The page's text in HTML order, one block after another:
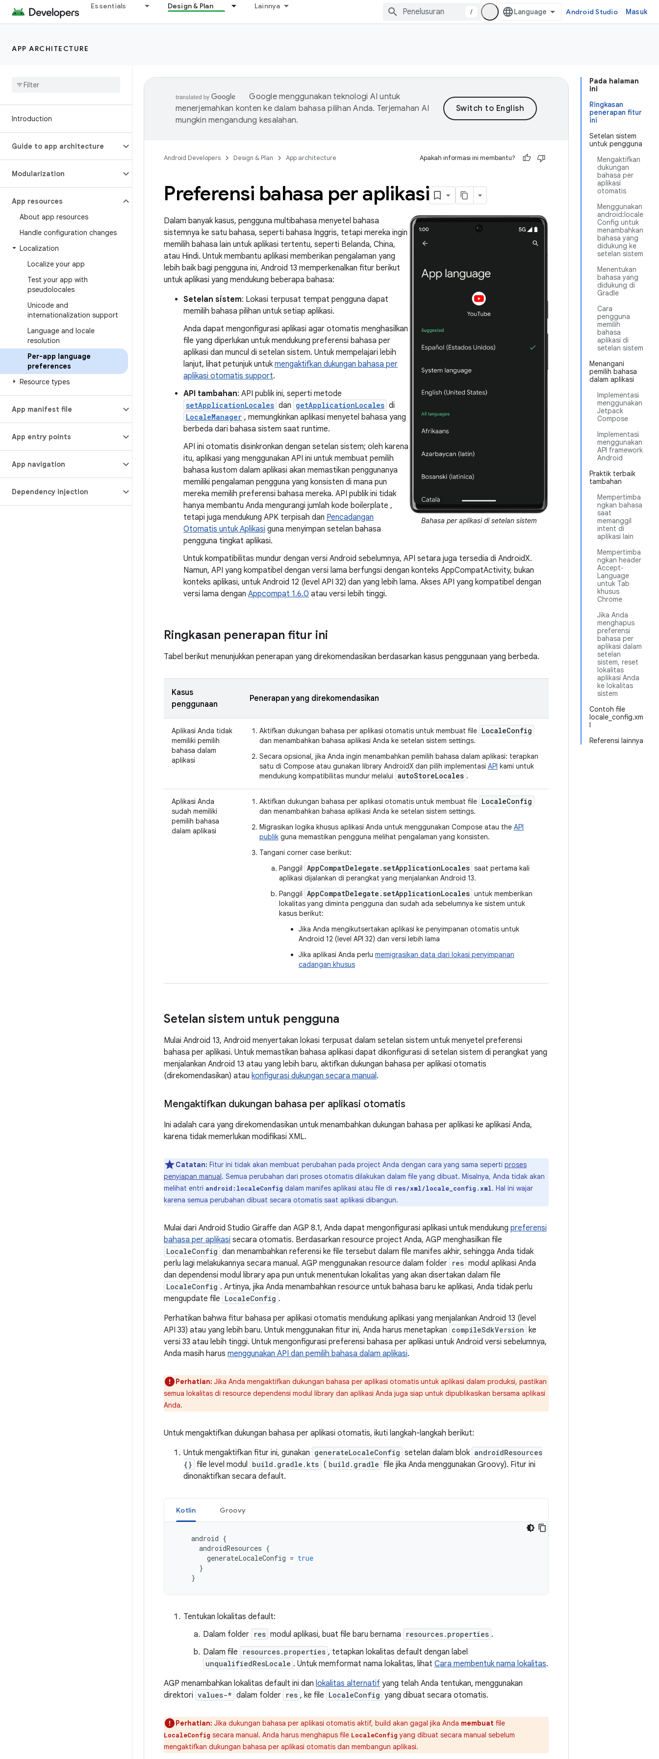
Essentials Design & Plan Lainnya
/ Android Studio Masuk
APP ARCHITECTURE
Introduction
Guide to app architecture
Modularization
App resources
About app resources
Handle configuration changes
Localization
Localize your app
Test your app with
pseudolocales
Unicode and
internationalization support
Language and locale
resolution
Per-app language
preferences
Resource types
App manifest file
App entry points
App navigation
Dependency injection
Pada halaman
ini
Ringkasan
penerapan fitur
ini
Setelan sistem
untuk pengguna
Mengaktifkan
dukungan
bahasa per
aplikasi
otomatis
Menggunakan
android:locale
Config untuk
menambahkan
bahasa yang
didukung ke
setelan sistem
Menentukan
bahasa yang
didukung di
Gradle
Cara
pengguna
memilih
bahasa
aplikasi di
setelan sistem
Menangani
pemilih bahasa
dalam aplikasi
Implementasi
menggunakan
Jetpack
Compose
Implementasi
menggunakan
API framework
Android
Praktik terbaik
tambahan
Mempertimba
ngkan bahasa
saat
memanggil
intent di
aplikasi lain
Mempertimba
ngkan header
Accept-
Language
untuk Tab
khusus
Chrome
Jika Anda
menghapus
preferensi
bahasa per
aplikasi dalam
setelan
sistem, reset
lokalitas
aplikasi Anda
ke lokalitas
sistem
Contoh file
locale_config.xm
l
Referensi lainnya
Google menggunakan teknologi AI untuk
menerjemahkan konten ke dalam bahasa pilihan Anda. Terjemahan AI
mungkin mengandung kesalahan.
Android Developers Design & Plan App architecture Apakah informasi ini membantu?
Preferensi bahasa per aplikasi
Bahasa per aplikasi di setelan sistem
Dalam banyak kasus, pengguna multibahasa menyetel bahasa
sistemnya ke satu bahasa, seperti bahasa Inggris, tetapi mereka ingin
memilih bahasa lain untuk aplikasi tertentu, seperti Belanda, China,
atau Hindi. Untuk membantu aplikasi memberikan pengalaman yang
lebih baik bagi pengguna ini, Android 13 memperkenalkan fitur berikut
untuk aplikasi yang mendukung beberapa bahasa:
Setelan sistem: Lokasi terpusat tempat pengguna dapat
memilih bahasa pilihan untuk setiap aplikasi.
Anda dapat mengonfigurasi aplikasi agar otomatis menghasilkan
file yang diperlukan untuk mendukung preferensi bahasa per
aplikasi dan muncul di setelan sistem. Untuk mempelajari lebih
lanjut, lihat petunjuk untuk mengaktifkan dukungan bahasa per
aplikasi otomatis support.
API tambahan: API publik ini, seperti metode
setApplicationLocales dan getApplicationLocales di
LocaleManager , memungkinkan aplikasi menyetel bahasa yang
berbeda dari bahasa sistem saat runtime.
API ini otomatis disinkronkan dengan setelan sistem; oleh karena
itu, aplikasi yang menggunakan API ini untuk membuat pemilih
bahasa kustom dalam aplikasi akan memastikan penggunanya
memiliki pengalaman pengguna yang konsisten di mana pun
mereka memilih preferensi bahasa mereka. API publik ini tidak
hanya membantu Anda mengurangi jumlah kode boilerplate ,
tetapi juga mendukung APK terpisah dan Pencadangan
Otomatis untuk Aplikasi guna menyimpan setelan bahasa
pengguna tingkat aplikasi.
Untuk kompatibilitas mundur dengan versi Android sebelumnya, API setara juga tersedia di AndroidX.
Namun, API yang kompatibel dengan versi lama berfungsi dengan konteks AppCompatActivity, bukan
konteks aplikasi, untuk Android 12 (level API 32) dan yang lebih lama. Akses API yang kompatibel dengan
versi lama dengan Appcompat 1.6.0 atau versi lebih tinggi.
Ringkasan penerapan fitur ini
Tabel berikut menunjukkan penerapan yang direkomendasikan berdasarkan kasus penggunaan yang berbeda.
Kasus
penggunaan
Penerapan yang direkomendasikan
Aplikasi Anda tidak
memiliki pemilih
bahasa dalam
aplikasi
Aktifkan dukungan bahasa per aplikasi otomatis untuk membuat file LocaleConfig
dan menambahkan bahasa aplikasi Anda ke setelan sistem settings.
Secara opsional, jika Anda ingin menambahkan pemilih bahasa dalam aplikasi: terapkan
satu di Compose atau gunakan library AndroidX dan pilih implementasi API kami untuk
mendukung kompatibilitas mundur melalui autoStoreLocales .
Aplikasi Anda
sudah memiliki
pemilih bahasa
dalam aplikasi
Aktifkan dukungan bahasa per aplikasi otomatis untuk membuat file LocaleConfig
dan menambahkan bahasa aplikasi Anda ke setelan sistem settings.
Migrasikan logika khusus aplikasi Anda untuk menggunakan Compose atau the API
publik guna memastikan pengguna melihat pengalaman yang konsisten.
Tangani corner case berikut:
Panggil AppCompatDelegate.setApplicationLocales saat pertama kali
aplikasi dijalankan di perangkat yang menjalankan Android 13.
Panggil AppCompatDelegate.setApplicationLocales untuk memberikan
lokalitas yang diminta pengguna dan sudah ada sebelumnya ke sistem untuk
kasus berikut:
Jika Anda mengikutsertakan aplikasi ke penyimpanan otomatis untuk
Android 12 (level API 32) dan versi lebih lama
Jika aplikasi Anda perlu memigrasikan data dari lokasi penyimpanan
cadangan khusus
Setelan sistem untuk pengguna
Mulai Android 13, Android menyertakan lokasi terpusat dalam setelan sistem untuk menyetel preferensi
bahasa per aplikasi. Untuk memastikan bahasa aplikasi dapat dikonfigurasi di setelan sistem di perangkat yang
menjalankan Android 13 atau yang lebih baru, aktifkan dukungan bahasa per aplikasi otomatis
(direkomendasikan) atau konfigurasi dukungan secara manual.
Mengaktifkan dukungan bahasa per aplikasi otomatis
Ini adalah cara yang direkomendasikan untuk menambahkan dukungan bahasa per aplikasi ke aplikasi Anda,
karena tidak memerlukan modifikasi XML.
Catatan: Fitur ini tidak akan membuat perubahan pada project Anda dengan cara yang sama seperti proses
penyiapan manual. Semua perubahan dari proses otomatis dilakukan dalam file yang dibuat. Misalnya, Anda tidak akan
melihat entri android:localeConfig dalam manifes aplikasi atau file di res/xml/locale_config.xml. Hal ini wajar
karena semua perubahan dibuat secara otomatis saat aplikasi dibangun.
Mulai dari Android Studio Giraffe dan AGP 8.1, Anda dapat mengonfigurasi aplikasi untuk mendukung preferensi
bahasa per aplikasi secara otomatis. Berdasarkan resource project Anda, AGP menghasilkan file
LocaleConfig dan menambahkan referensi ke file tersebut dalam file manifes akhir, sehingga Anda tidak
perlu lagi melakukannya secara manual. AGP menggunakan resource dalam folder res modul aplikasi Anda
dan dependensi modul library apa pun untuk menentukan lokalitas yang akan disertakan dalam file
LocaleConfig . Artinya, jika Anda menambahkan resource untuk bahasa baru ke aplikasi, Anda tidak perlu
mengupdate file LocaleConfig .
Perhatikan bahwa fitur bahasa per aplikasi otomatis mendukung aplikasi yang menjalankan Android 13 (level
API 33) atau yang lebih baru. Untuk menggunakan fitur ini, Anda harus menetapkan compileSdkVersion ke
versi 33 atau lebih tinggi. Untuk mengonfigurasi preferensi bahasa per aplikasi untuk Android versi sebelumnya,
Anda masih harus menggunakan API dan pemilih bahasa dalam aplikasi.
Perhatian: Jika Anda mengaktifkan dukungan bahasa per aplikasi otomatis untuk aplikasi dalam produksi, pastikan
semua lokalitas di resource dependensi modul library dan aplikasi Anda juga siap untuk dipublikasikan bersama aplikasi
Anda.
Untuk mengaktifkan dukungan bahasa per aplikasi otomatis, ikuti langkah-langkah berikut:
Untuk mengaktifkan fitur ini, gunakan generateLocaleConfig setelan dalam blok androidResources
{} file level modul build.gradle.kts ( build.gradle file jika Anda menggunakan Groovy). Fitur ini
dinonaktifkan secara default.
Kotlin Groovy
android {
androidResources {
generateLocaleConfig = true
}
}
Tentukan lokalitas default:
Dalam folder res modul aplikasi, buat file baru bernama resources.properties .
Dalam file
resources.properties , tetapkan lokalitas default dengan label
unqualifiedResLocale . Untuk memformat nama lokalitas, lihat Cara membentuk nama lokalitas.
AGP menambahkan lokalitas default ini dan lokalitas alternatif yang telah Anda tentukan, menggunakan
direktori values-* dalam folder res , ke file LocaleConfig yang dibuat secara otomatis.
Perhatian: Jika dukungan bahasa per aplikasi otomatis aktif, build akan gagal jika Anda membuat file
LocaleConfig secara manual. Anda harus menghapus file LocaleConfig yang dibuat secara manual sebelum
mengaktifkan dukungan bahasa per aplikasi otomatis dan membangun aplikasi.